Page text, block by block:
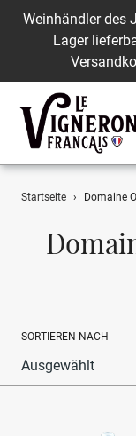
Direkt
Weinhändler des
Lager
Startseite › Domaine
S
m
l
SORTIEREN NACH